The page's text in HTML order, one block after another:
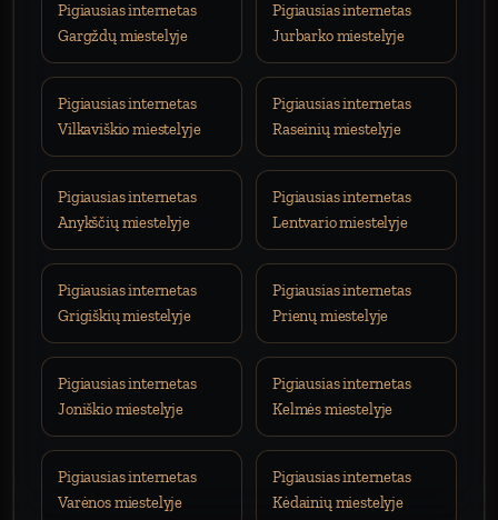
Pigiausias internetas
Gargždų miestelyje
Pigiausias internetas
Jurbarko miestelyje
Pigiausias internetas
Vilkaviškio miestelyje
Pigiausias internetas
Raseinių miestelyje
Pigiausias internetas
Anykščių miestelyje
Pigiausias internetas
Lentvario miestelyje
Pigiausias internetas
Grigiškių miestelyje
Pigiausias internetas
Prienų miestelyje
Pigiausias internetas
Joniškio miestelyje
Pigiausias internetas
Kelmės miestelyje
Pigiausias internetas
Varėnos miestelyje
Pigiausias internetas
Kėdainių miestelyje